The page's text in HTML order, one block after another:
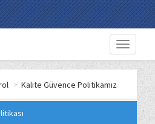
Toggle
> Kalite Güvence Politikamız